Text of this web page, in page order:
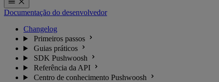
Documentação do desenvolvedor
Changelog
Primeiros passos
Guias práticos
SDK Pushwoosh
Referência da API
Centro de conhecimento Pushwoosh